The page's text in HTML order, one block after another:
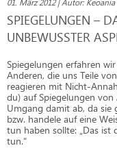
01. März 2012 | Autor:
SPIEGELUNGEN –
UNBEWUSSTER
Spiegelungen erfahren
Anderen, die uns Teile
reagieren mit Nicht-
du) auf Spiegelungen
Umgang damit ab, da sie
bzw. handele auf eine
tun haben sollte: „Das ist
tun.“